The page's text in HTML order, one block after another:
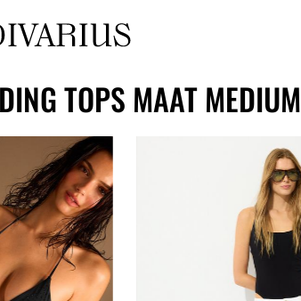
TOPS MAAT MEDIUM